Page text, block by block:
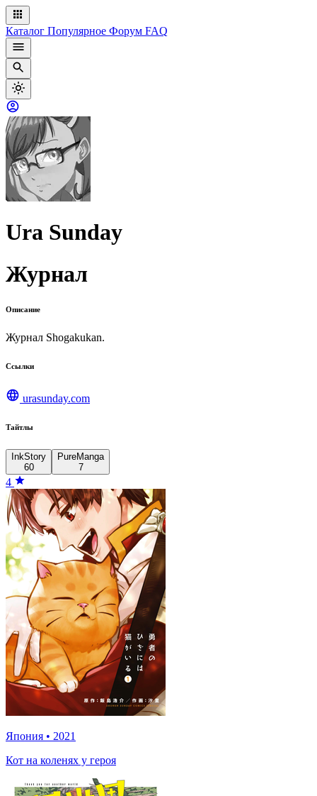
Каталог Популярное Форум FAQ
Ura Sunday
Журнал
Описание
Журнал Shogakukan.
Ссылки
urasunday.com
Тайтлы
InkStory
60
PureManga
7
4
Япония • 2021
Кот на коленях у героя